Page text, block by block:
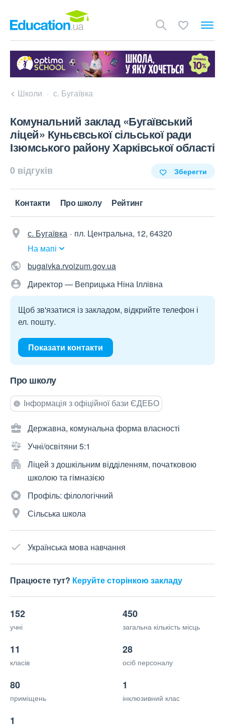
Школи с. Бугаївка
Комунальний заклад «Бугаївський
ліцей» Куньєвської сільської ради
Ізюмського району Харківської області
0 відгуків Зберегти
Контакти Про школу Рейтинг
с. Бугаївка
пл. Центральна, 12, 64320
На мапі
bugaivka.rvoizum.gov.ua
Директор — Веприцька Ніна Іллівна
Щоб зв'язатися із закладом, відкрийте телефон і
ел. пошту.
Показати контакти
Про школу
Інформація з офіційної бази ЄДЕБО
Державна, комунальна форма власності
Учні/освітяни 5:1
Ліцей з дошкільним відділенням, початковою
школою та гімназією
Профіль: філологічний
Сільська школа
Українська мова навчання
Працюєте тут? Керуйте сторінкою закладу
152
учні
450
загальна кількість місць
11
класів
28
осіб персоналу
80
приміщень
1
інклюзивний клас
1